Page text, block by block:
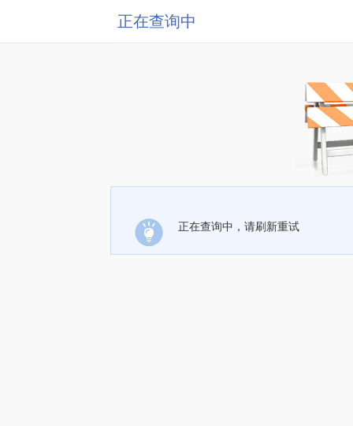
正在查询中
正在查询中，请刷新重试